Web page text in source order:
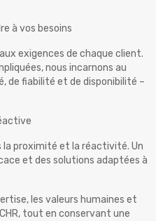
à vos besoins
exigences de chaque client.
nous incarnons au
de fiabilité et de disponibilité –
la proximité et la réactivité. Un
et des solutions adaptées à
les valeurs humaines et
CHR, tout en conservant une